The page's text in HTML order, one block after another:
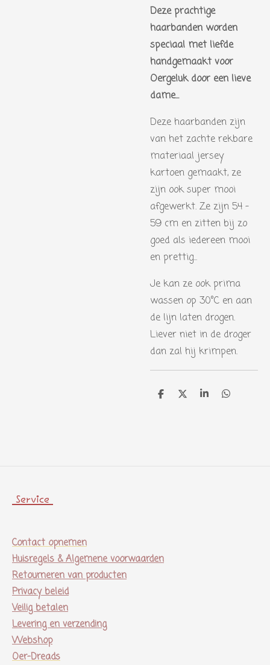
Deze prachtige
haarbanden worden
speciaal met liefde
handgemaakt voor
Oergeluk door een lieve
dame...
Deze haarbanden zijn
van het zachte rekbare
materiaal jersey
kartoen gemaakt, ze
zijn ook super mooi
afgewerkt. Ze zijn 54 -
59 cm en zitten bij zo
goed als iedereen mooi
en prettig...
Je kan ze ook prima
wassen op 30°C en aan
de lijn laten drogen.
Liever niet in de droger
dan zal hij krimpen.
D D S D
Service
Contact opnemen
Huisregels & Algemene voorwaarden
Retourneren van producten
Privacy beleid
Veilig betalen
Levering en verzending
Webshop
Oer-Dreads